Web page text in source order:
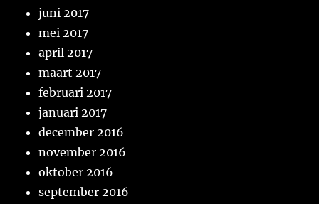
juni 2017
mei 2017
april 2017
maart 2017
februari 2017
januari 2017
december 2016
november 2016
oktober 2016
september 2016